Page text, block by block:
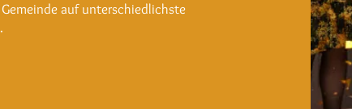
auf unterschiedlichste